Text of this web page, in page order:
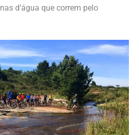
d’água que correm pelo